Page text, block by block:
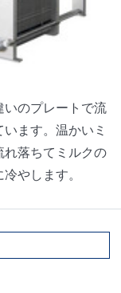
いのプレートで流
ます。温かいミ
れ落ちてミルクの
やします。